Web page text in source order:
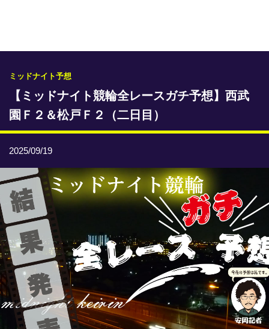
レース情報
本日のおすすめレース
年間開催予定表
トリマクリオリジナル予想
トリマクリコラム
お知らせ
番記者とくダネ！
選手ランキング
競輪場ガイド
記者紹介
ミッドナイト予想
【ミッドナイト競輪全レースガチ予想】西武
園Ｆ２＆松戸Ｆ２（二日目）
2025/09/19